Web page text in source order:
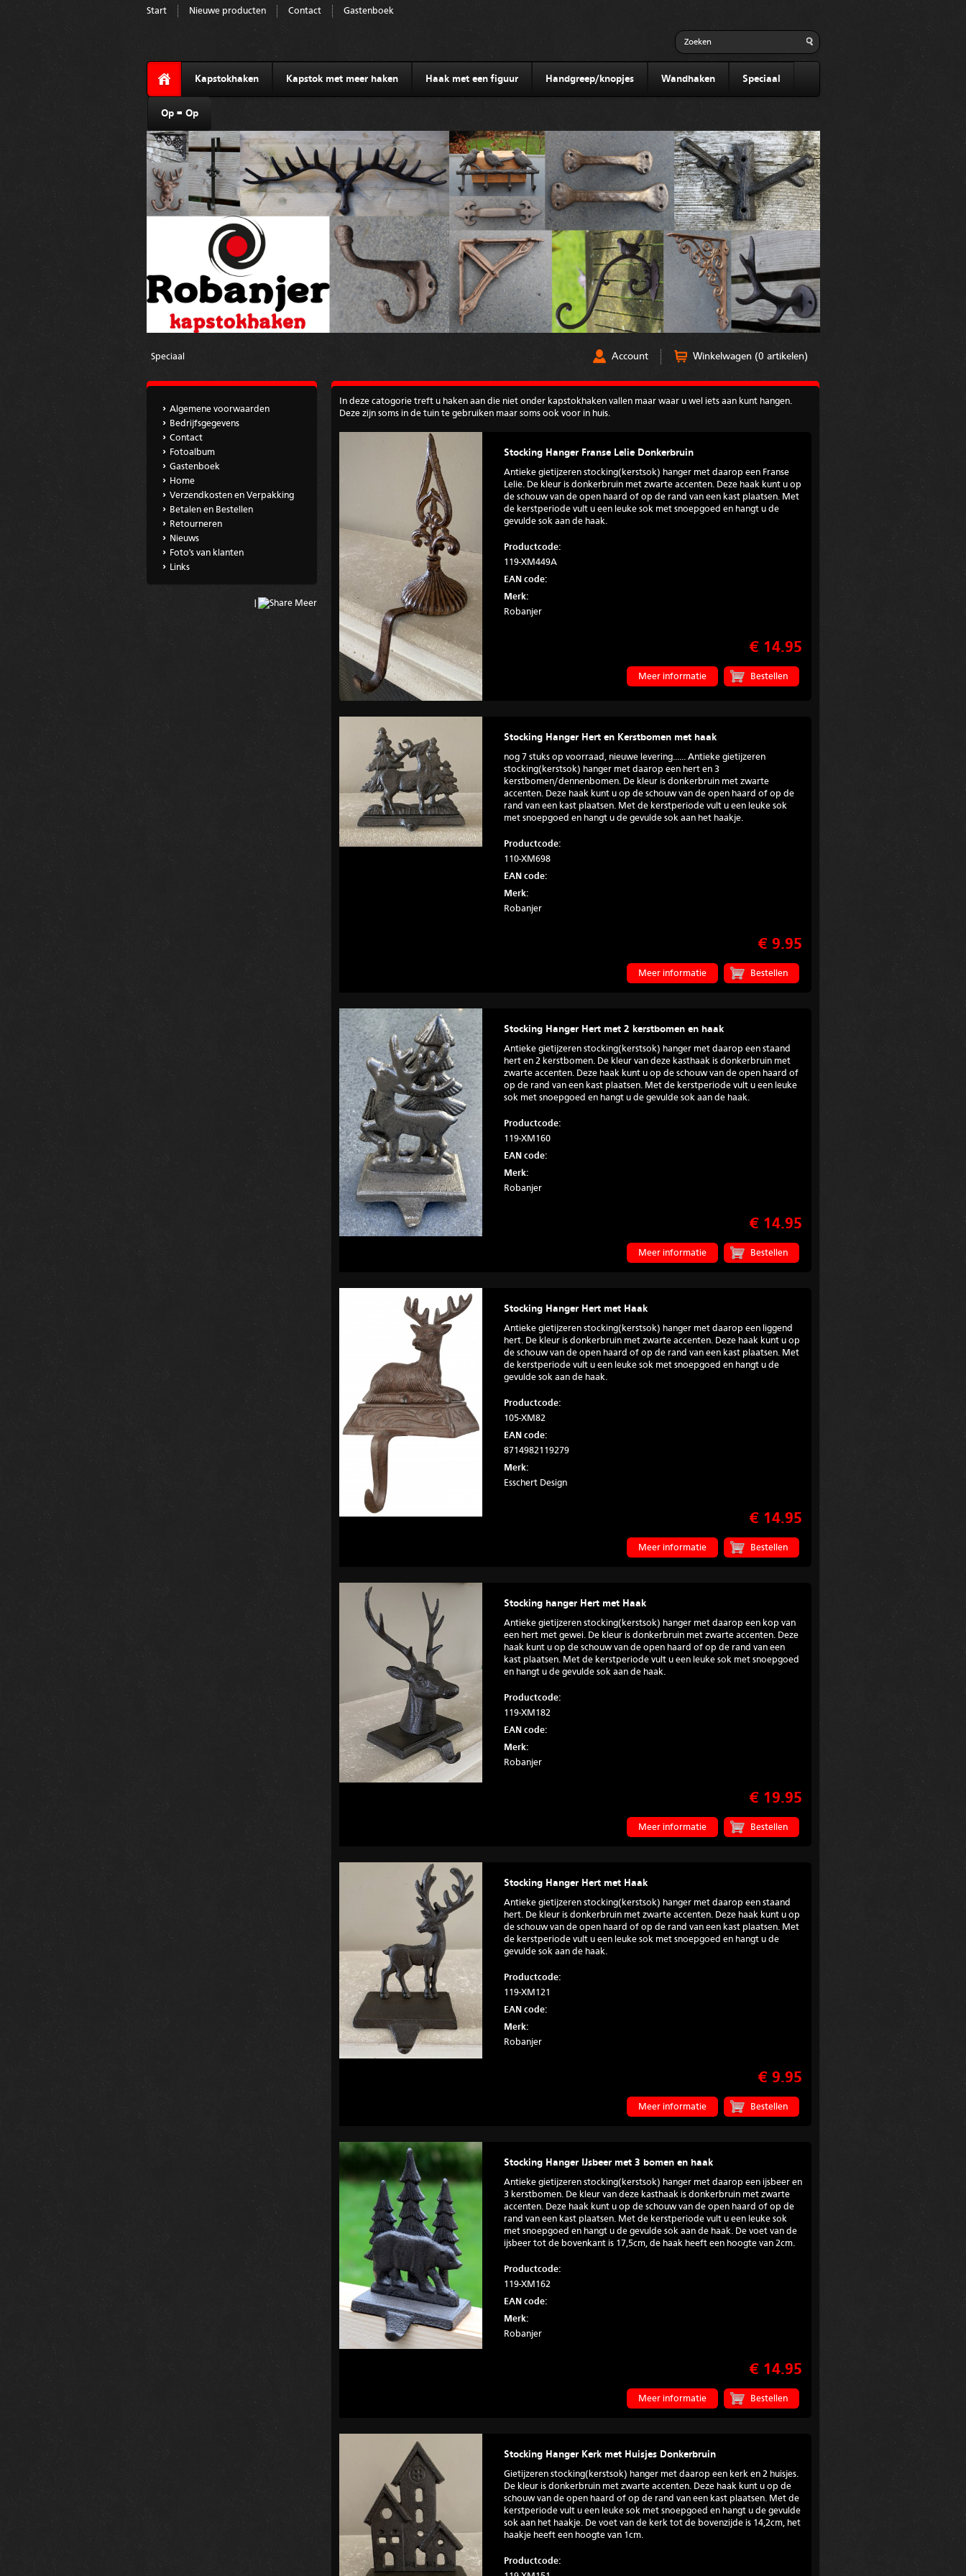
Start Nieuwe producten Contact Gastenboek
Kapstokhaken Kapstok met meer haken Haak met een figuur Handgreep/knopjes Wandhaken Speciaal
Op = Op
Speciaal Account Winkelwagen (0 artikelen)
Algemene voorwaarden
Bedrijfsgegevens
Contact
Fotoalbum
Gastenboek
Home
Verzendkosten en Verpakking
Betalen en Bestellen
Retourneren
Nieuws
Foto's van klanten
Links
Meer
In deze catogorie treft u haken aan die niet onder kapstokhaken vallen maar waar u wel iets aan kunt hangen.
Deze zijn soms in de tuin te gebruiken maar soms ook voor in huis.
Stocking Hanger Franse Lelie Donkerbruin
Antieke gietijzeren stocking(kerstsok) hanger met daarop een Franse
Lelie. De kleur is donkerbruin met zwarte accenten. Deze haak kunt u op
de schouw van de open haard of op de rand van een kast plaatsen. Met
de kerstperiode vult u een leuke sok met snoepgoed en hangt u de
gevulde sok aan de haak.
Productcode:
119-XM449A
EAN code:
Merk:
Robanjer
€ 14.95
Meer informatie
Stocking Hanger Hert en Kerstbomen met haak
nog 7 stuks op voorraad, nieuwe levering...... Antieke gietijzeren
stocking(kerstsok) hanger met daarop een hert en 3
kerstbomen/dennenbomen. De kleur is donkerbruin met zwarte
accenten. Deze haak kunt u op de schouw van de open haard of op de
rand van een kast plaatsen. Met de kerstperiode vult u een leuke sok
met snoepgoed en hangt u de gevulde sok aan het haakje.
Productcode:
110-XM698
EAN code:
Merk:
Robanjer
€ 9.95
Meer informatie
Stocking Hanger Hert met 2 kerstbomen en haak
Antieke gietijzeren stocking(kerstsok) hanger met daarop een staand
hert en 2 kerstbomen. De kleur van deze kasthaak is donkerbruin met
zwarte accenten. Deze haak kunt u op de schouw van de open haard of
op de rand van een kast plaatsen. Met de kerstperiode vult u een leuke
sok met snoepgoed en hangt u de gevulde sok aan de haak.
Productcode:
119-XM160
EAN code:
Merk:
Robanjer
€ 14.95
Meer informatie
Stocking Hanger Hert met Haak
Antieke gietijzeren stocking(kerstsok) hanger met daarop een liggend
hert. De kleur is donkerbruin met zwarte accenten. Deze haak kunt u op
de schouw van de open haard of op de rand van een kast plaatsen. Met
de kerstperiode vult u een leuke sok met snoepgoed en hangt u de
gevulde sok aan de haak.
Productcode:
105-XM82
EAN code:
8714982119279
Merk:
Esschert Design
€ 14.95
Meer informatie
Stocking hanger Hert met Haak
Antieke gietijzeren stocking(kerstsok) hanger met daarop een kop van
een hert met gewei. De kleur is donkerbruin met zwarte accenten. Deze
haak kunt u op de schouw van de open haard of op de rand van een
kast plaatsen. Met de kerstperiode vult u een leuke sok met snoepgoed
en hangt u de gevulde sok aan de haak.
Productcode:
119-XM182
EAN code:
Merk:
Robanjer
€ 19.95
Meer informatie
Stocking Hanger Hert met Haak
Antieke gietijzeren stocking(kerstsok) hanger met daarop een staand
hert. De kleur is donkerbruin met zwarte accenten. Deze haak kunt u op
de schouw van de open haard of op de rand van een kast plaatsen. Met
de kerstperiode vult u een leuke sok met snoepgoed en hangt u de
gevulde sok aan de haak.
Productcode:
119-XM121
EAN code:
Merk:
Robanjer
€ 9.95
Meer informatie
Stocking Hanger IJsbeer met 3 bomen en haak
Antieke gietijzeren stocking(kerstsok) hanger met daarop een ijsbeer en
3 kerstbomen. De kleur van deze kasthaak is donkerbruin met zwarte
accenten. Deze haak kunt u op de schouw van de open haard of op de
rand van een kast plaatsen. Met de kerstperiode vult u een leuke sok
met snoepgoed en hangt u de gevulde sok aan de haak. De voet van de
ijsbeer tot de bovenkant is 17,5cm, de haak heeft een hoogte van 2cm.
Productcode:
119-XM162
EAN code:
Merk:
Robanjer
€ 14.95
Meer informatie
Stocking Hanger Kerk met Huisjes Donkerbruin
Gietijzeren stocking(kerstsok) hanger met daarop een kerk en 2 huisjes.
De kleur is donkerbruin met zwarte accenten. Deze haak kunt u op de
schouw van de open haard of op de rand van een kast plaatsen. Met de
kerstperiode vult u een leuke sok met snoepgoed en hangt u de gevulde
sok aan het haakje. De voet van de kerk tot de bovenzijde is 14,2cm, het
haakje heeft een hoogte van 1cm.
Productcode: